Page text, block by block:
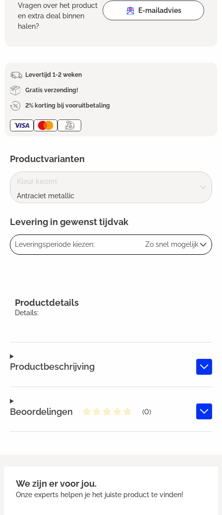
Vragen over het product
en extra deal binnen
halen?
E-mailadvies
Levertijd 1-2 weken
Gratis verzending!
2% korting bij vooruitbetaling
Productvarianten
Kleur kiezen:
Antraciet metallic
Levering in gewenst tijdvak
Leveringsperiode kiezen: Zo snel mogelijk
Productbeschrijving
Beoordelingen
(0)
Productdetails
Details:
We zijn er voor jou.
Onze experts helpen je het juiste product te vinden!